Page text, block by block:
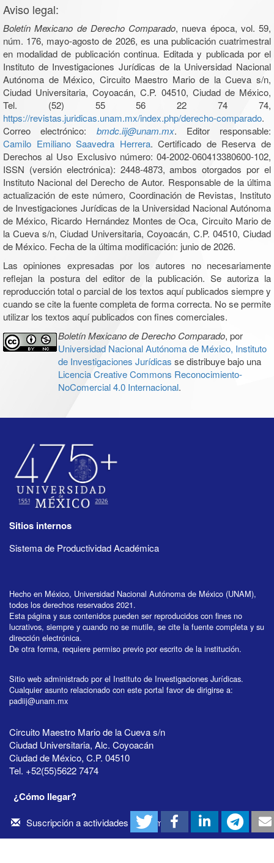
Aviso legal:
Boletín Mexicano de Derecho Comparado, nueva época, vol. 59,
núm. 176, mayo-agosto de 2026, es una publicación cuatrimestral
en modalidad de publicación continua. Editada y publicada por el
Instituto de Investigaciones Jurídicas de la Universidad Nacional
Autónoma de México, Circuito Maestro Mario de la Cueva s/n,
Ciudad Universitaria, Coyoacán, C.P. 04510, Ciudad de México,
Tel. (52) 55 56 22 74 74,
https://revistas.juridicas.unam.mx/index.php/derecho-comparado.
Correo electrónico: bmdc.iij@unam.mx. Editor responsable:
Camilo Emiliano Saavedra Herrera. Certificado de Reserva de
Derechos al Uso Exclusivo número: 04-2002-060413380600-102,
ISSN (versión electrónica): 2448-4873, ambos otorgados por el
Instituto Nacional del Derecho de Autor. Responsable de la última
actualización de este número, Coordinación de Revistas, Instituto
de Investigaciones Jurídicas de la Universidad Nacional Autónoma
de México, Ricardo Hernández Montes de Oca, Circuito Mario de
la Cueva s/n, Ciudad Universitaria, Coyoacán, C.P. 04510, Ciudad
de México. Fecha de la última modificación: junio de 2026.
Las opiniones expresadas por los autores no necesariamente
reflejan la postura del editor de la publicación. Se autoriza la
reproducción total o parcial de los textos aquí publicados siempre y
cuando se cite la fuente completa de forma correcta. No se permite
utilizar los textos aquí publicados con fines comerciales.
Boletín Mexicano de Derecho Comparado, por
Universidad Nacional Autónoma de México, Instituto
de Investigaciones Jurídicas se distribuye bajo una
Licencia Creative Commons Reconocimiento-
NoComercial 4.0 Internacional.
Sitios internos
Sistema de Productividad Académica
Hecho en México, Universidad Nacional Autónoma de México (UNAM),
todos los derechos reservados 2021.
Esta página y sus contenidos pueden ser reproducidos con fines no
lucrativos, siempre y cuando no se mutile, se cite la fuente completa y su
dirección electrónica.
De otra forma, requiere permiso previo por escrito de la institución.
Sitio web administrado por el Instituto de Investigaciones Jurídicas.
Cualquier asunto relacionado con este portal favor de dirigirse a:
padiij@unam.mx
Circuito Maestro Mario de la Cueva s/n
Ciudad Universitaria, Alc. Coyoacán
Ciudad de México, C.P. 04510
Tel. +52(55)5622 7474
¿Cómo llegar?
Suscripción a actividades académicas